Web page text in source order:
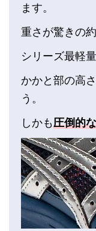
ます。
重さが驚きの
シリーズ最軽
かかと部の高
う。
しかも圧倒的